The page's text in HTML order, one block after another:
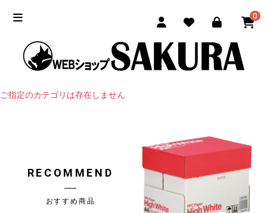
0
ご指定のカテゴリは存在しません
RECOMMEND
おすすめ商品